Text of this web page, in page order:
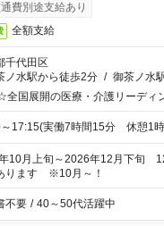
費別途支給あり
全額支給
千代田区
ノ水駅から徒歩2分 / 御茶ノ水
全国展開の医療・介護リーディ
17:15(実働7時間15分 休憩1
10月上旬～2026年12月下旬
ります ※10月～！
不要 / 40～50代活躍中